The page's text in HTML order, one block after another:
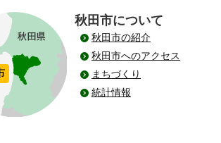
秋田市について
秋田市の紹介
秋田市へのアクセス
まちづくり
統計情報